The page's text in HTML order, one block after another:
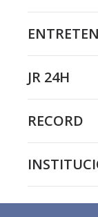
JR 24H
RECORD